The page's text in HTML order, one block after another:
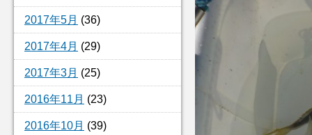
2017年5月 (36)
2017年4月 (29)
2017年3月 (25)
2016年11月 (23)
2016年10月 (39)